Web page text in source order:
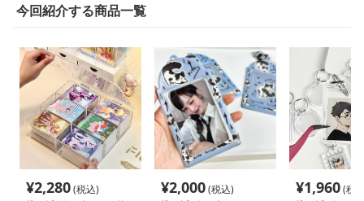
今回紹介する商品一覧
¥2,280(税込)
¥2,000(税込)
¥1,960(税